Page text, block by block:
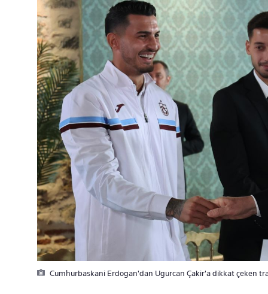
Cumhurbaskani Erdogan'dan Ugurcan Çakir'a dikkat çeken